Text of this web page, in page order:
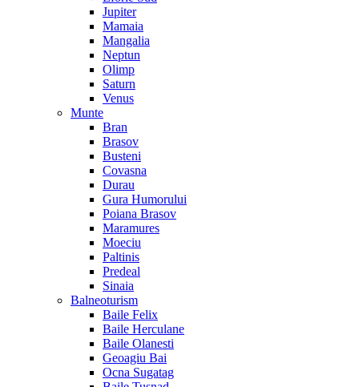
Jupiter
Mamaia
Mangalia
Neptun
Olimp
Saturn
Venus
Munte
Bran
Brasov
Busteni
Covasna
Durau
Gura Humorului
Poiana Brasov
Maramures
Moeciu
Paltinis
Predeal
Sinaia
Balneoturism
Baile Felix
Baile Herculane
Baile Olanesti
Geoagiu Bai
Ocna Sugatag